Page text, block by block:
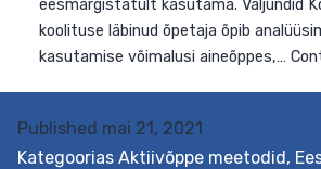
Published mai 21, 2021
Kategoorias Aktiivõppe meetodid,